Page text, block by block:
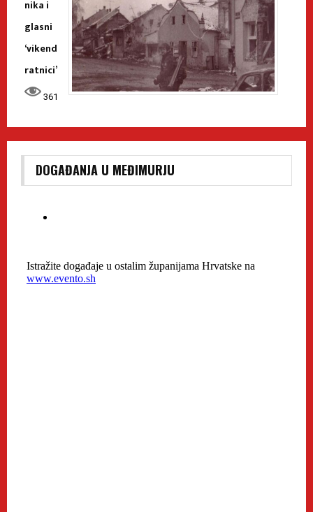
nika i
glasni
‘vikend
ratnici’
361
DOGAĐANJA U MEĐIMURJU